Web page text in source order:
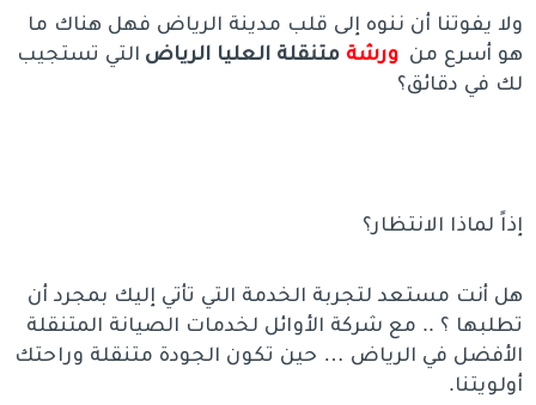
ولا يفوتنا أن ننوه إلى قلب مدينة الرياض فهل هناك ما
هو أسرع منورشة متنقلة العليا الرياض التي تستجيب
لك في دقائق؟
إذاً لماذا الانتظار؟
هل أنت مستعد لتجربة الخدمة التي تأتي إليك بمجرد أن
تطلبها ؟ .. مع شركة الأوائل لخدمات الصيانة المتنقلة
الأفضل في الرياض … حين تكون الجودة متنقلة وراحتك
أولويتنا.